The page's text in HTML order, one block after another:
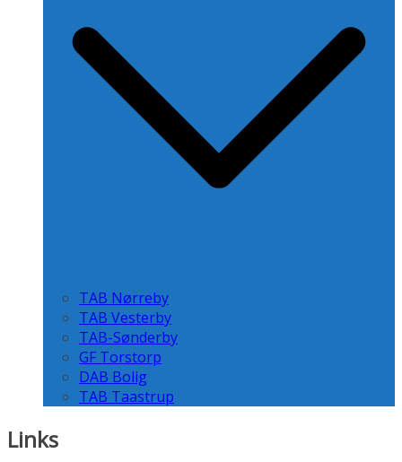
TAB Nørreby
TAB Vesterby
TAB-Sønderby
GF Torstorp
DAB Bolig
TAB Taastrup
Links